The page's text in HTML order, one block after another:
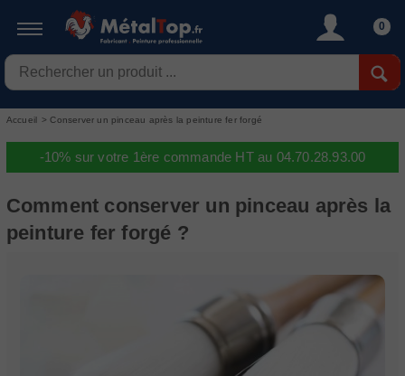
0
Accueil > Conserver un pinceau après la peinture fer forgé
-10% sur votre 1ère commande HT au 04.70.28.93.00
Comment conserver un pinceau après la
peinture fer forgé ?